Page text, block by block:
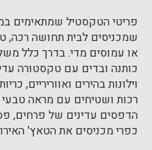
פריטי הטקסטיל שמתאימים
שמכניסים לבית תחושה רכה,
או עמוסים מדי. בדרך כלל
כותנה ובדים עם טקסטורה
וילונות בהירים ואווריריים,
רכות ושטיחים עם מראה
הדפסים עדינים של פרחים,
כפרי מכניסים את הטאץ'